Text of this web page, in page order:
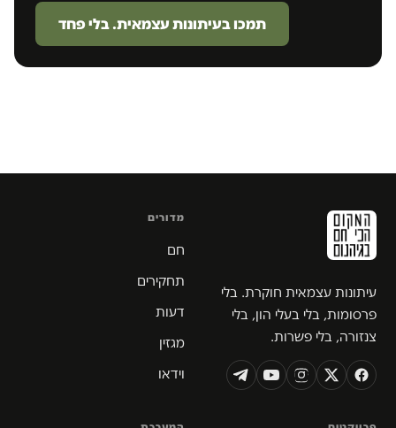
תמכו בעיתונות עצמאית. בלי פחד
עיתונות עצמאית חוקרת. בלי
פרסומות, בלי בעלי הון, בלי
צנזורה, בלי פשרות.
מדורים
חם
תחקירים
דעות
מגזין
וידאו